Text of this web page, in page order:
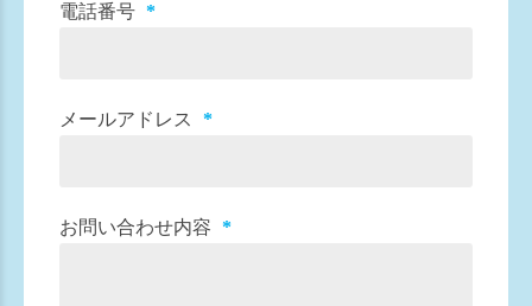
電話番号
メールアドレス
お問い合わせ内容